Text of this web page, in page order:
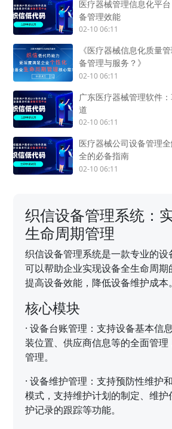
医疗器械管理信息化平
备管理效能
02-10 06:11
《医疗器械信息化质量
备管理与服务？》
02-10 06:11
广东医疗器械管理软件
道
02-10 06:11
医疗器械公司设备管理
全的必备指南
02-10 06:11
织信设备管理系统：
生命周期管理
织信设备管理系统是一款专业的设
可以帮助企业实现设备全生命周期
提高设备效能，降低设备维护成本。
核心模块
·设备台账管理：支持设备基本信
装位置、供应商信息等的全面管
管理。
·设备维护管理：支持预防性维护
模式，支持维护计划的制定、维护
护记录的跟踪等功能。